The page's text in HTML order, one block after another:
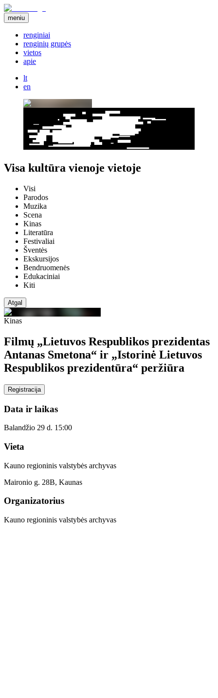
meniu
renginiai
renginių grupės
vietos
apie
lt
en
Visa kultūra vienoje vietoje
Visi
Parodos
Muzika
Scena
Kinas
Literatūra
Festivaliai
Šventės
Ekskursijos
Bendruomenės
Edukaciniai
Kiti
Atgal
Kinas
Filmų „Lietuvos Respublikos prezidentas
Antanas Smetona“ ir „Istorinė Lietuvos
Respublikos prezidentūra“ peržiūra
Registracija
Data ir laikas
Balandžio 29 d. 15:00
Vieta
Kauno regioninis valstybės archyvas
Maironio g. 28B, Kaunas
Organizatorius
Kauno regioninis valstybės archyvas